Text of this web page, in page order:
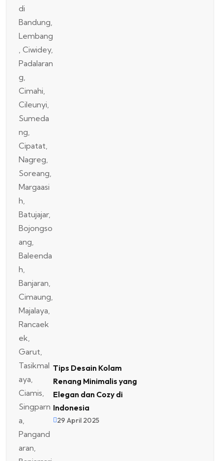
Tips Desain Kolam
Renang Minimalis yang
Elegan dan Cozy di
Indonesia
29 April 2025